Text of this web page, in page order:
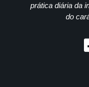
prática diária da
do